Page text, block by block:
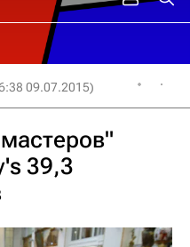
09.07.2015)
39,3